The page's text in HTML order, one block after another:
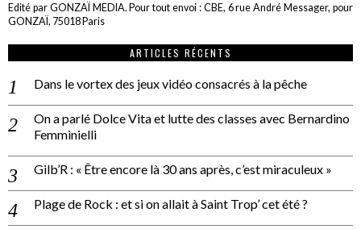
Edité par GONZAÏ MEDIA. Pour tout envoi : CBE, 6 rue André Messager, pour
GONZAÏ, 75018 Paris
ARTICLES RÉCENTS
Dans le vortex des jeux vidéo consacrés à la pêche
On a parlé Dolce Vita et lutte des classes avec Bernardino
Femminielli
Gilb’R : « Être encore là 30 ans après, c’est miraculeux »
Plage de Rock : et si on allait à Saint Trop’ cet été ?